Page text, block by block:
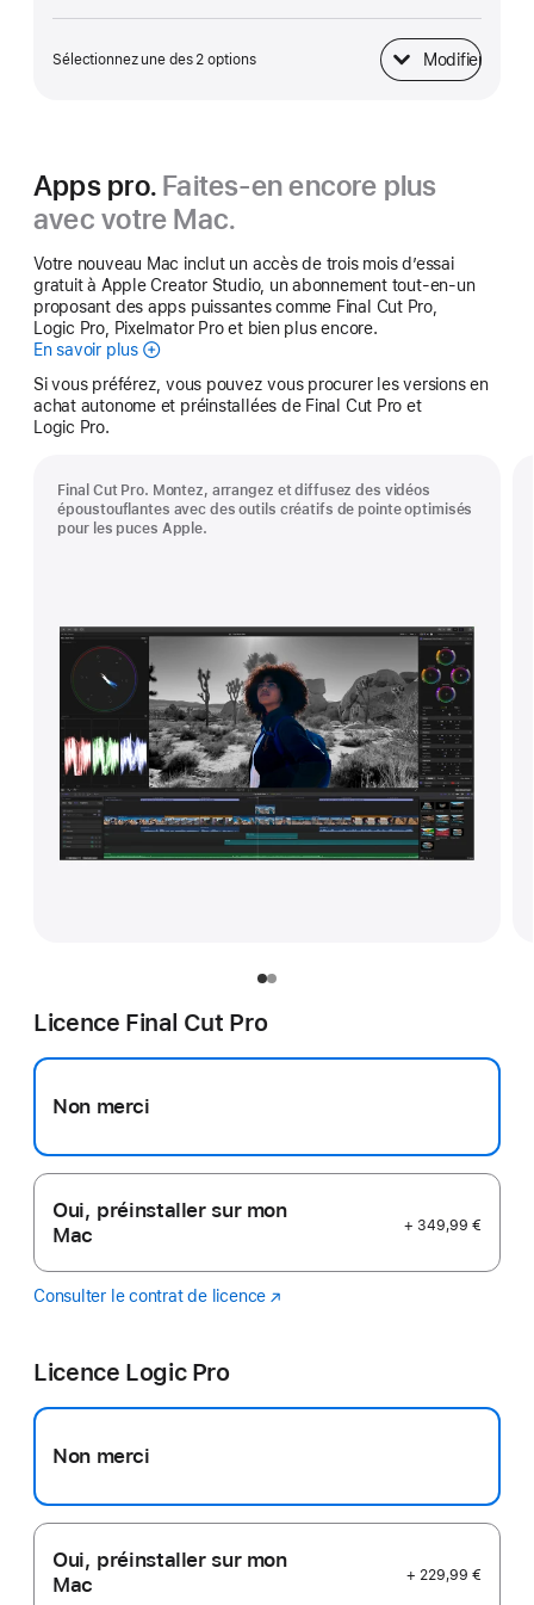
Sélectionnez une des 2 options Modifier
Adaptateur secteur
Apps pro. Faites-en encore plus
avec votre Mac.
Votre nouveau Mac inclut un accès de trois mois d’essai
gratuit à Apple Creator Studio, un abonnement tout-en-un
proposant des apps puissantes comme Final Cut Pro,
Logic Pro, Pixelmator Pro et bien plus encore.
En savoir plusApple Creator Studio
Si vous préférez, vous pouvez vous procurer les versions en
achat autonome et préinstallées de Final Cut Pro et
Logic Pro.
Final Cut Pro. Montez, arrangez et diffusez des vidéos
époustouflantes avec des outils créatifs de pointe optimisés
pour les puces Apple.
Licence Final Cut Pro
Non merci
Oui, préinstaller sur mon
Mac
+ 349,99 €
Consulter le contrat de licence Final
(s’ouvre
Licence Logic Pro
Non merci
Oui, préinstaller sur mon
Mac
+ 229,99 €